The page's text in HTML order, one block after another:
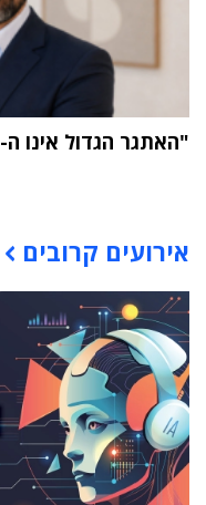
"האתגר הגדול אינו ה-AI אלא הטמעתה בארגון"
אירועים קרובים